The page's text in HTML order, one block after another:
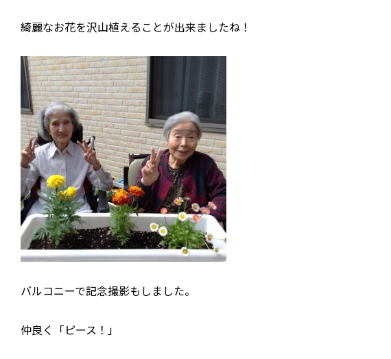
綺麗なお花を沢山植えることが出来ましたね！
バルコニーで記念撮影もしました。
仲良く「ピース！」